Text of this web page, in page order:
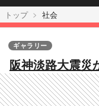
トップ 社会
阪神淡路大震
た“生き証人”」
を支えた“歌”」
ギャラリー